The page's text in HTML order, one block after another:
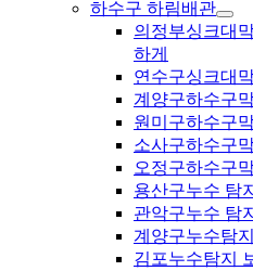
하수구 하림배관
의정부싱크대
하게
연수구싱크대
계양구하수구
원미구하수구
소사구하수구
오정구하수구
용산구누수 탐
관악구누수 탐
계양구누수탐
김포누수탐지